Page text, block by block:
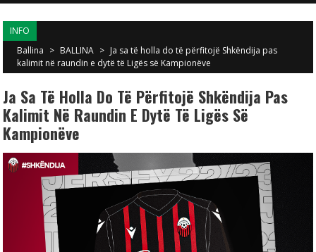
INFO
Ballina > BALLINA > Ja sa të holla do të përfitojë Shkëndija pas
kalimit në raundin e dytë të Ligës së Kampionëve
Ja Sa Të Holla Do Të Përfitojë Shkëndija Pas
Kalimit Në Raundin E Dytë Të Ligës Së
Kampionëve